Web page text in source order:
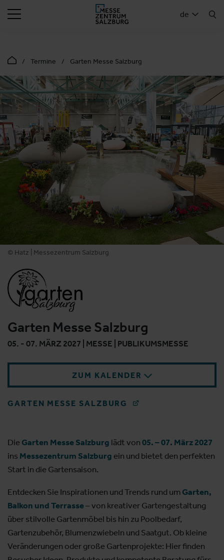
de
Termine Garten Messe Salzburg
© Hatz | Messezentrum Salzburg
Garten Messe Salzburg
05. - 07. MÄRZ 2027 | MESSE | PUBLIKUMSMESSE
ZUM KALENDER
GARTEN MESSE SALZBURG
Die Garten Messe Salzburg lädt von 05. – 07. März 2027
ins Messezentrum Salzburg ein und bietet den perfekten
Start in die Gartensaison.
Entdecken Sie Inspirationen und Trends rund um Garten,
Balkon und Terrasse– von kreativer Gartengestaltung
über stilvolle Gartenmöbel bis hin zu Poolbedarf,
Gartenzubehör, Blumenzwiebeln und Saatgut. Ob kleine
Veränderungen oder große Gartenprojekte: Hier finden